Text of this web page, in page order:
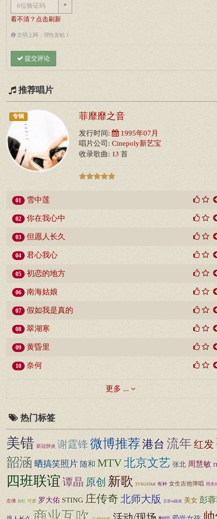
*
看不清？点击刷新
文明上网，理性发帖！
提交评论
推荐唱片
专辑 菲靡靡之音
发行时间: 1995年07月
唱片公司: Cinepoly新艺宝
收录歌曲: 13 首
01 雪中莲
02 你在我心中
03 但愿人长久
04 君心我心
05 初恋的地方
06 南海姑娘
07 假如我是真的
08 翠湖寒
09 黄昏里
10 奈何
更多 ...
热门标签
美错 新冠肺炎 谢霆锋微博推荐港台 流年红发
韶涵 晒搞笑照片 随和 MTV北京文艺 张北 周慧敏
四班联谊谭晶 原创 新歌 TUNGSTAR 有种 女生吉他弹唱 周杰
念佛 回忆 可爱 罗大佑 STING 庄传奇北师大版 王菲vs陈奕 美女 彭